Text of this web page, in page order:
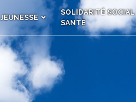
JEUNESSE
SOLIDARITÉ SOCIAL
SANTÉ